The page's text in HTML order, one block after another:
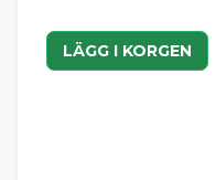
LÄGG I KORGEN